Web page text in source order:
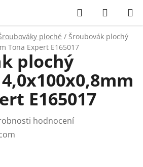
Hledat
KOŠÍK
ploché / Šroubovák plochý
Tona Expert E165017
plochý
E165017
hodnocení